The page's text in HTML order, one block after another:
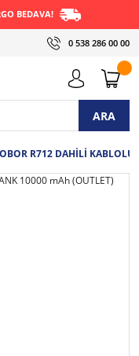
BEDAVA!
0 538 286 00 00
ARA
R712 DAHİLİ